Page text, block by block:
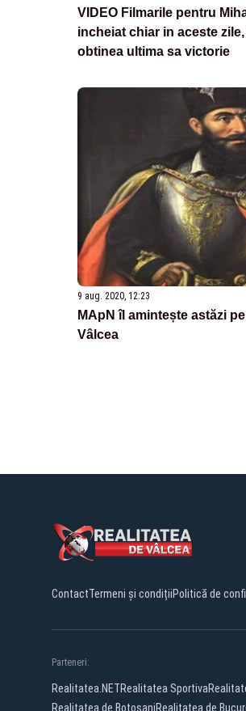
VIDEO Filmarile pentru
incheiat chiar in aceste
obtinea ultima sa victorie
9 aug. 2020, 12:23
MApN îl amintește astăzi
Vâlcea
ContactTermeni și condițiiPolitică de
Parteneri:
Realitatea.NETRealitatea Sportiva
Realitatea de BotosaniRealitatea de